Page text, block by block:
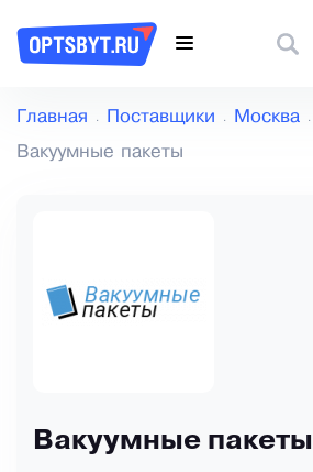
Главная Поставщики Москва
Вакуумные пакеты
Вакуумные пакеты